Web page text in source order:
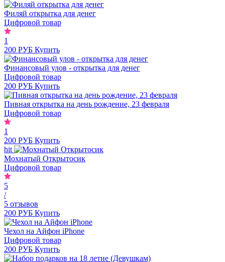
Филяй открытка для денег
Цифровой товар
1
200 РУБ Купить
Финансовый улов - открытка для денег
Цифровой товар
200 РУБ Купить
Пивная открытка на день рождение, 23 февраля
Цифровой товар
1
200 РУБ Купить
hit
Мохнатый Открытосик
Цифровой товар
5
/
5 отзывов
200 РУБ Купить
Чехол на Айфон iPhone
Цифровой товар
200 РУБ Купить